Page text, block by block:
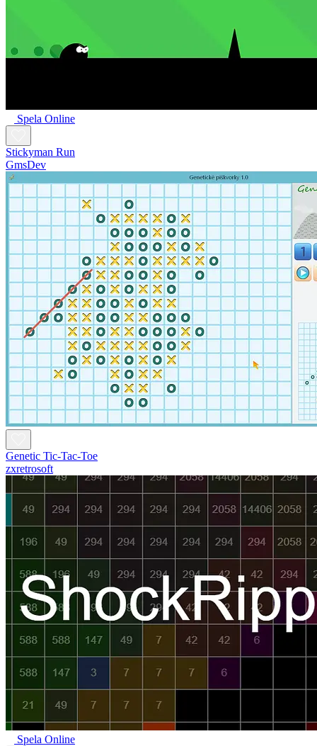
Spela Online
Stickyman Run
GmsDev
Genetic Tic-Tac-Toe
zxretrosoft
Spela Online